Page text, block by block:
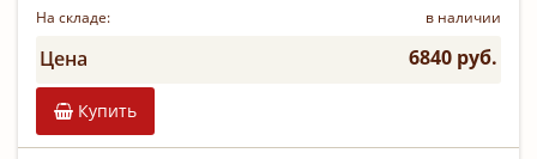
На складе:
в наличии
Цена 6840 руб.
Купить